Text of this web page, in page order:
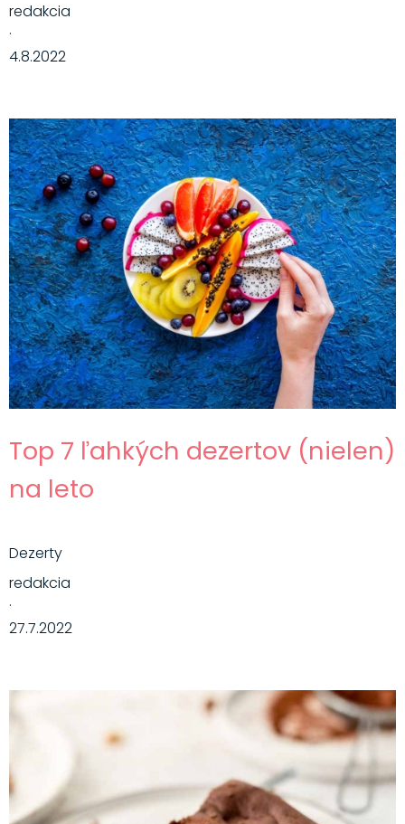
redakcia
·
4.8.2022
Top 7 ľahkých dezertov (nielen)
na leto
Dezerty
redakcia
·
27.7.2022